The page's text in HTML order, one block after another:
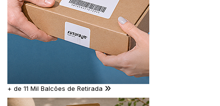
+ de 11 Mil Balcões de Retirada